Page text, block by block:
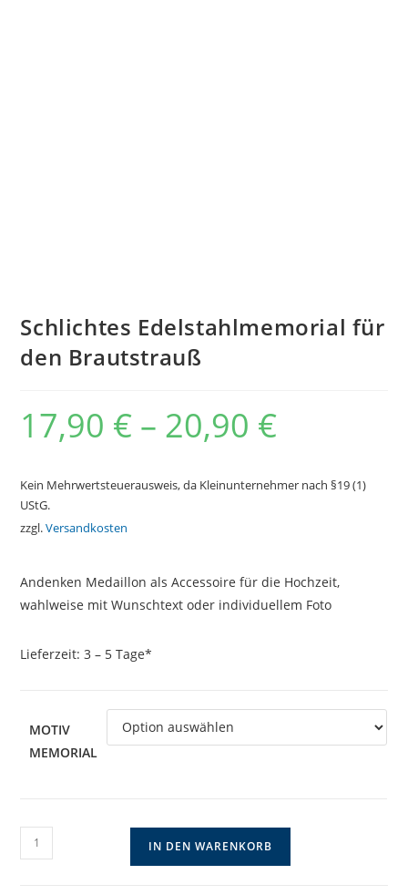
Schlichtes Edelstahlmemorial für
den Brautstrauß
17,90 € – 20,90 €
Kein Mehrwertsteuerausweis, da Kleinunternehmer nach §19 (1)
UStG.
zzgl.Versandkosten
Andenken Medaillon als Accessoire für die Hochzeit,
wahlweise mit Wunschtext oder individuellem Foto
Lieferzeit:3 – 5 Tage*
MOTIV
MEMORIAL
Schlichtes
Edelstahlmemorial
IN DEN WARENKORB